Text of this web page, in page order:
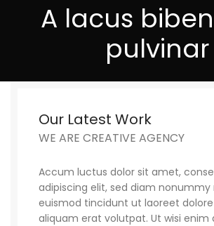
A lacus
pulvinar
Our Latest Work
WE ARE CREATIVE AGENCY
Accum luctus dolor sit amet,
adipiscing elit, sed diam nonummy
euismod tincidunt ut laoreet
aliquam erat volutpat. Ut wisi enim